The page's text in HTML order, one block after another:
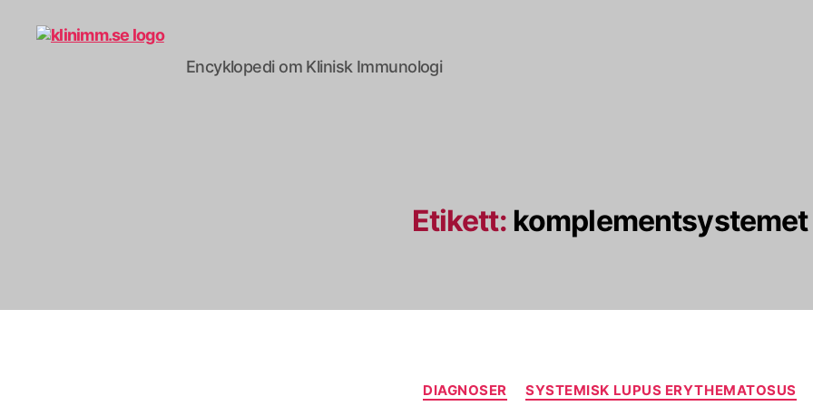
Encyklopedi om Klinisk Immunologi
Etikett: komplementsystemet
Kategorier
DIAGNOSER SYSTEMISK LUPUS ERYTHEMATOSUS